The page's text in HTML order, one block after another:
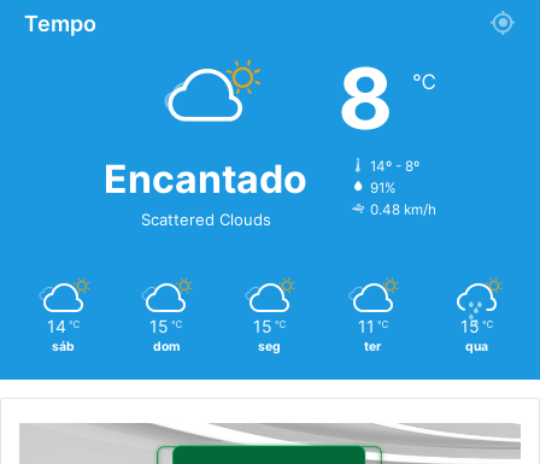
Tempo
Encantado
Scattered Clouds
8 ℃
14º - 8º
91%
0.48 km/h
14 ℃
sáb
15 ℃
dom
15 ℃
seg
11 ℃
ter
15 ℃
qua